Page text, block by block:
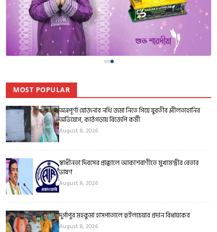
MOST POPULAR
অন্নপূর্ণা যোজনার নথি জমা নিতে গিয়ে যুবতীর শ্লীলতাহানির
অভিযোগ, কাঠগড়ায় বিজেপি কর্মী
August 8, 2026
স্বাধীনতা দিবসের প্রাক্কালে আকাশবাণীতে মুখ্যমন্ত্রীর বেতার
ভাষণ
August 8, 2026
দুর্গাপুর মহকুমা হাসপাতালে হুইলচেয়ার প্রদান বিধায়কের
August 8, 2026